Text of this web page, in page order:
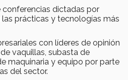
dictadas por
prácticas y tecnologías más
con líderes de opinión
vaquillas, subasta de
maquinaria y equipo por parte
del sector.